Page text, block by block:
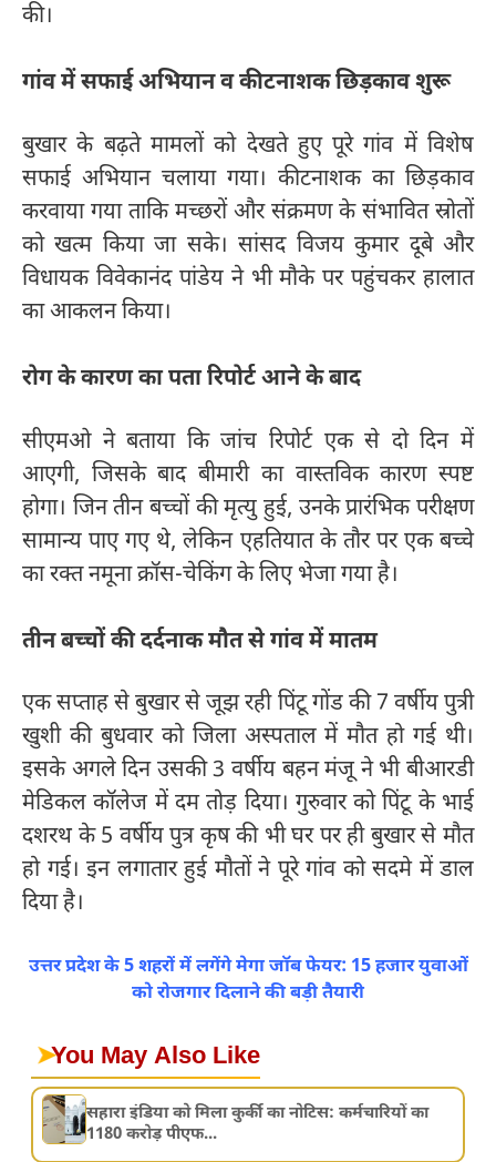
की।
गांव में सफाई अभियान व कीटनाशक छिड़काव शुरू
बुखार के बढ़ते मामलों को देखते हुए पूरे गांव में विशेष
सफाई अभियान चलाया गया। कीटनाशक का छिड़काव
करवाया गया ताकि मच्छरों और संक्रमण के संभावित स्रोतों
को खत्म किया जा सके। सांसद विजय कुमार दूबे और
विधायक विवेकानंद पांडेय ने भी मौके पर पहुंचकर हालात
का आकलन किया।
रोग के कारण का पता रिपोर्ट आने के बाद
सीएमओ ने बताया कि जांच रिपोर्ट एक से दो दिन में
आएगी, जिसके बाद बीमारी का वास्तविक कारण स्पष्ट
होगा। जिन तीन बच्चों की मृत्यु हुई, उनके प्रारंभिक परीक्षण
सामान्य पाए गए थे, लेकिन एहतियात के तौर पर एक बच्चे
का रक्त नमूना क्रॉस-चेकिंग के लिए भेजा गया है।
तीन बच्चों की दर्दनाक मौत से गांव में मातम
एक सप्ताह से बुखार से जूझ रही पिंटू गोंड की 7 वर्षीय पुत्री
खुशी की बुधवार को जिला अस्पताल में मौत हो गई थी।
इसके अगले दिन उसकी 3 वर्षीय बहन मंजू ने भी बीआरडी
मेडिकल कॉलेज में दम तोड़ दिया। गुरुवार को पिंटू के भाई
दशरथ के 5 वर्षीय पुत्र कृष की भी घर पर ही बुखार से मौत
हो गई। इन लगातार हुई मौतों ने पूरे गांव को सदमे में डाल
दिया है।
उत्तर प्रदेश के 5 शहरों में लगेंगे मेगा जॉब फेयर: 15 हजार युवाओं
को रोजगार दिलाने की बड़ी तैयारी
➤You May Also Like
सहारा इंडिया को मिला कुर्की का नोटिस: कर्मचारियों का
1180 करोड़ पीएफ...